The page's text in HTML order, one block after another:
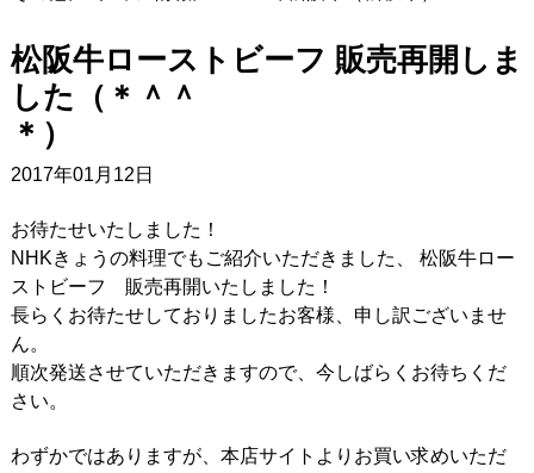
松阪牛ローストビーフ 販売再開しま
した（＊＾＾
＊）
2017年01月12日
お待たせいたしました！
NHKきょうの料理でもご紹介いただきました、 松阪牛ロー
ストビーフ 販売再開いたしました！
長らくお待たせしておりましたお客様、申し訳ございませ
ん。
順次発送させていただきますので、今しばらくお待ちくだ
さい。
わずかではありますが、本店サイトよりお買い求めいただ